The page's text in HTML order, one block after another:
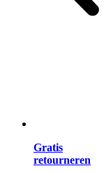
Gratis
retourneren